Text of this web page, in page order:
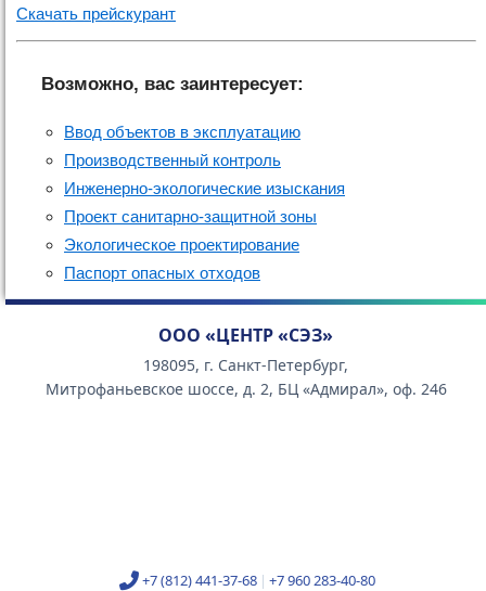
Скачать прейскурант
Возможно, вас заинтересует:
Ввод объектов в эксплуатацию
Производственный контроль
Инженерно-экологические изыскания
Проект санитарно-защитной зоны
Экологическое проектирование
Паспорт опасных отходов
ООО «ЦЕНТР «СЭЗ»
198095, г. Санкт-Петербург,
Митрофаньевское шоссе, д. 2, БЦ «Адмирал», оф. 246
+7 (812) 441-37-68 | +7 960 283-40-80